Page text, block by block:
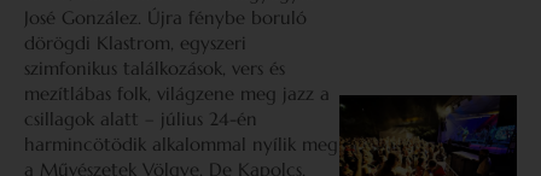
José González. Újra fénybe boruló
dörögdi Klastrom, egyszeri
szimfonikus találkozások, vers és
mezítlábas folk, világzene meg jazz a
csillagok alatt – július 24-én
harmincötödik alkalommal nyílik meg
a Művészetek Völgye. De Kapolcs,